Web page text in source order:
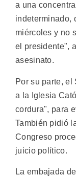
a una
indeterminado,
miércoles y no
el presidente",
asesinato.
Por su parte,
a la Iglesia
cordura", para
También pidió
Congreso
juicio político.
La embajada